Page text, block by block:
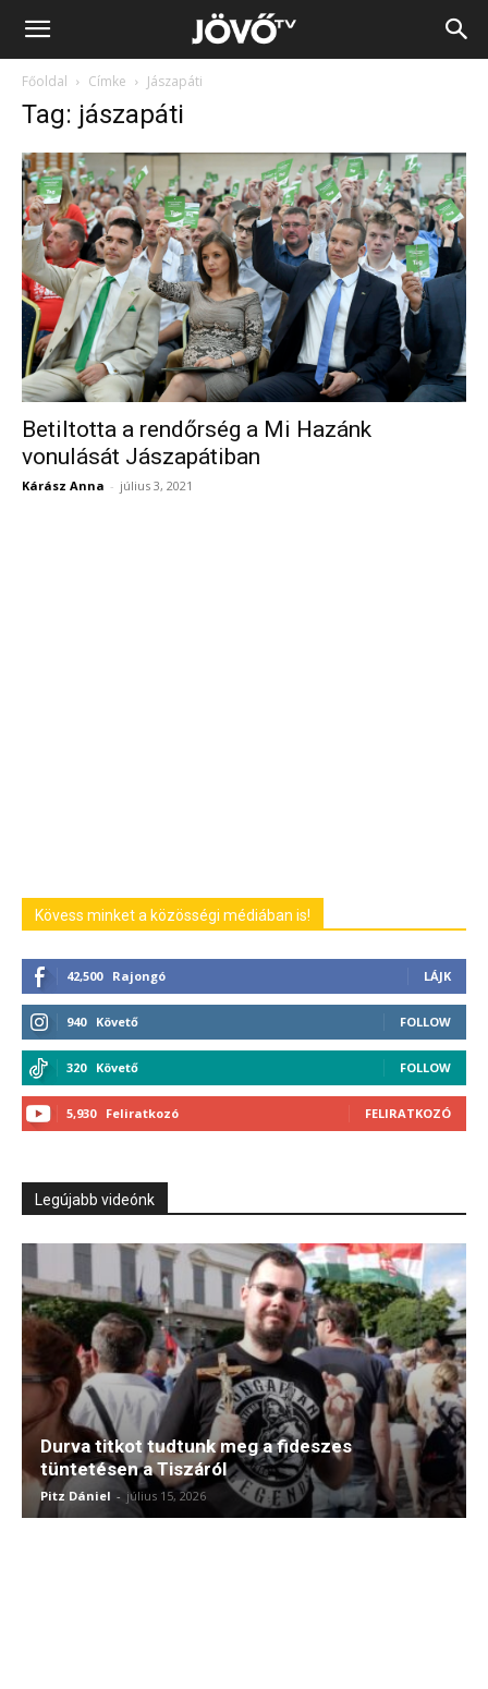
Jövő
Főoldal Címke Jászapáti
Tag: jászapáti
Betiltotta a rendőrség a Mi Hazánk
vonulását Jászapátiban
Kárász Anna - július 3, 2021
Kövess minket a közösségi médiában is!
42,500 Rajongó LÁJK
940 Követő FOLLOW
320 Követő FOLLOW
5,930 Feliratkozó FELIRATKOZÓ
Legújabb videónk
Durva titkot tudtunk meg a fideszes
tüntetésen a Tiszáról
Pitz Dániel - július 15, 2026